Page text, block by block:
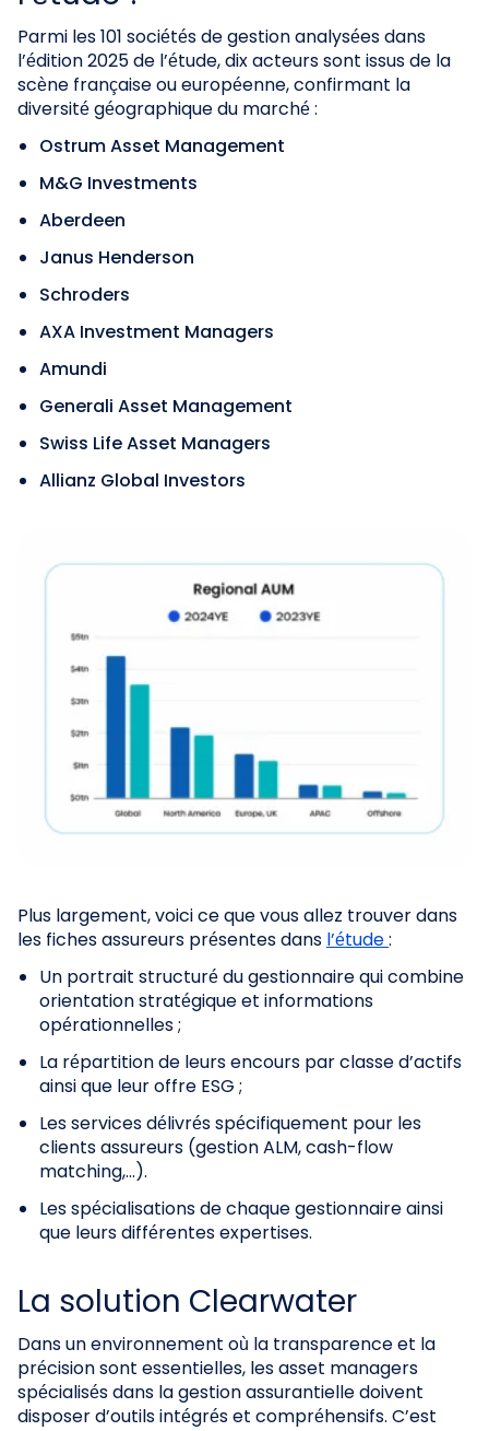
Parmi les 101 sociétés de gestion analysées dans
l’édition 2025 de l’étude, dix acteurs sont issus de la
scène française ou européenne, confirmant la
diversité géographique du marché :
Ostrum Asset Management
M&G Investments
Aberdeen
Janus Henderson
Schroders
AXA Investment Managers
Amundi
Generali Asset Management
Swiss Life Asset Managers
Allianz Global Investors
Plus largement, voici ce que vous allez trouver dans
les fiches assureurs présentes dans l’étude:
Un portrait structuré du gestionnaire qui combine
orientation stratégique et informations
opérationnelles ;
La répartition de leurs encours par classe d’actifs
ainsi que leur offre ESG ;
Les services délivrés spécifiquement pour les
clients assureurs (gestion ALM, cash-flow
matching,…).
Les spécialisations de chaque gestionnaire ainsi
que leurs différentes expertises.
La solution Clearwater
Dans un environnement où la transparence et la
précision sont essentielles, les asset managers
spécialisés dans la gestion assurantielle doivent
disposer d’outils intégrés et compréhensifs. C’est